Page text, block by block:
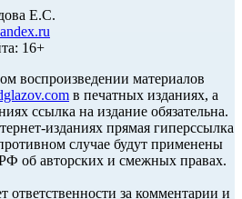
Е.С.
16+
воспроизведении материалов
в печатных изданиях, а
ссылка на издание обязательна.
изданиях прямая гиперссылка
случае будут применены
об авторских и смежных правах.
ответственности за комментарии и